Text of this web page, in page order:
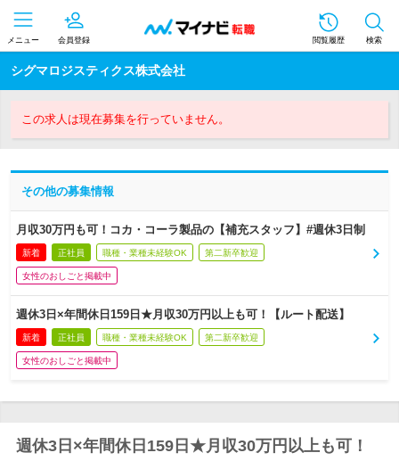
メニュー 会員登録 閲覧履歴 検索
シグマロジスティクス株式会社
この求人は現在募集を行っていません。
その他の募集情報
月収30万円も可！コカ・コーラ製品の【補充スタッフ】#週休3日制
新着 正社員 職種・業種未経験OK 第二新卒歓迎
女性のおしごと掲載中
週休3日×年間休日159日★月収30万円以上も可！【ルート配送】
新着 正社員 職種・業種未経験OK 第二新卒歓迎
女性のおしごと掲載中
週休3日×年間休日159日★月収30万円以上も可！